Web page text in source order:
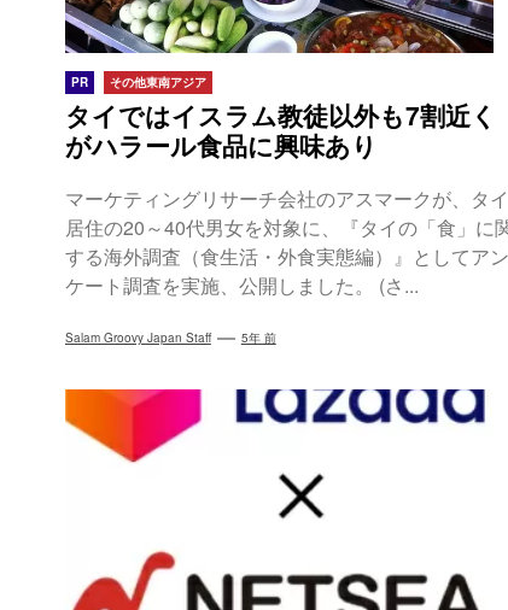
PR その他東南アジア
タイではイスラム教徒以外も7割近く
がハラール食品に興味あり
マーケティングリサーチ会社のアスマークが、タイ
居住の20～40代男女を対象に、『タイの「食」に
する海外調査（食生活・外食実態編）』としてアン
ケート調査を実施、公開しました。 (さ...
Salam Groovy Japan Staff 5年 前